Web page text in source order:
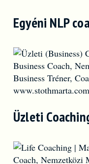
Egyéni NLP
Üzleti